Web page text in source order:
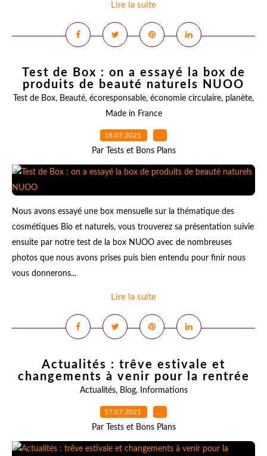
Lire la suite
Test de Box : on a essayé la box de
produits de beauté naturels NUOO
Test de Box, Beauté, écoresponsable, économie circulaire, planète,
Made in France
18.07.2021 …
Par Tests et Bons Plans
Nous avons essayé une box mensuelle sur la thématique des
cosmétiques Bio et naturels, vous trouverez sa présentation suivie
ensuite par notre test de la box NUOO avec de nombreuses
photos que nous avons prises puis bien entendu pour finir nous
vous donnerons...
Lire la suite
Actualités : trêve estivale et
changements à venir pour la rentrée
Actualités, Blog, Informations
17.07.2021 …
Par Tests et Bons Plans